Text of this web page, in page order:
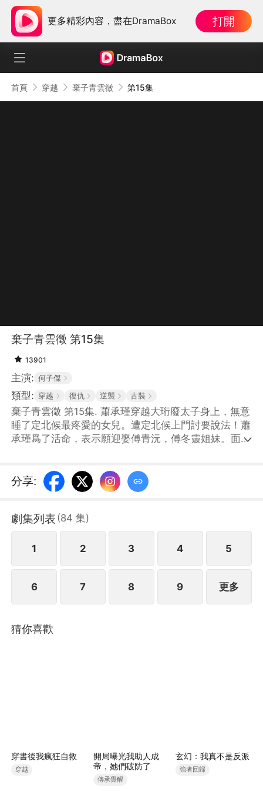
更多精彩內容，盡在DramaBox 打開
首頁 穿越 棄子青雲徵 第15集
棄子青雲徵 第15集
13901
主演: 何子傑
類型: 穿越 復仇 逆襲 古裝
棄子青雲徵 第15集. 蕭承瑾穿越大珩廢太子身上，無意
睡了定北候最疼愛的女兒。遭定北候上門討要說法！蕭
承瑾爲了活命，表示願迎娶傅青沅，傅冬靈姐妹。面對
分享:
劇集列表 (84 集)
1 2 3 4 5
6 7 8 9 更多
猜你喜歡
穿書後我瘋狂自救
穿越
開局曝光我助人成
帝，她們破防了
傳承覺醒
玄幻：我真不是反派
強者回歸